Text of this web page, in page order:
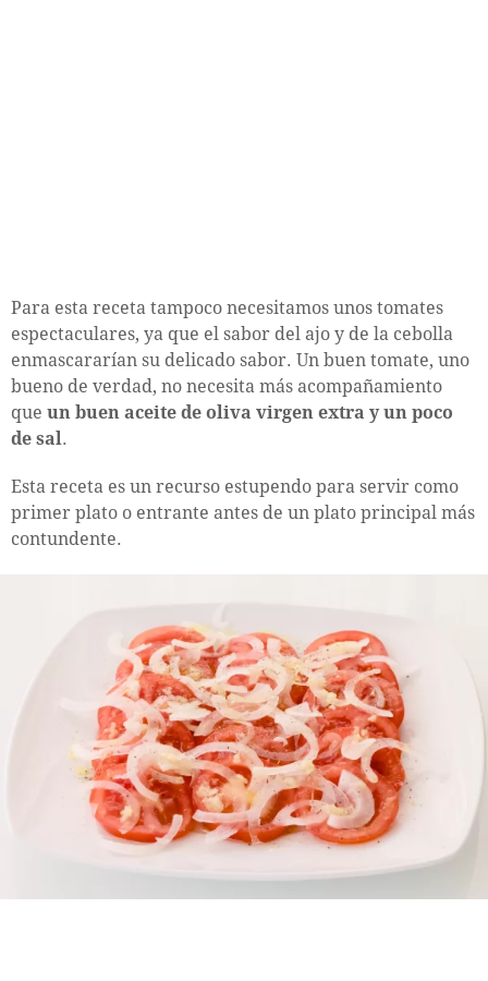
Para esta receta tampoco necesitamos unos tomates
espectaculares, ya que el sabor del ajo y de la cebolla
enmascararían su delicado sabor. Un buen tomate, uno
bueno de verdad, no necesita más acompañamiento
que un buen aceite de oliva virgen extra y un poco
de sal .
Esta receta es un recurso estupendo para servir como
primer plato o entrante antes de un plato principal más
contundente.